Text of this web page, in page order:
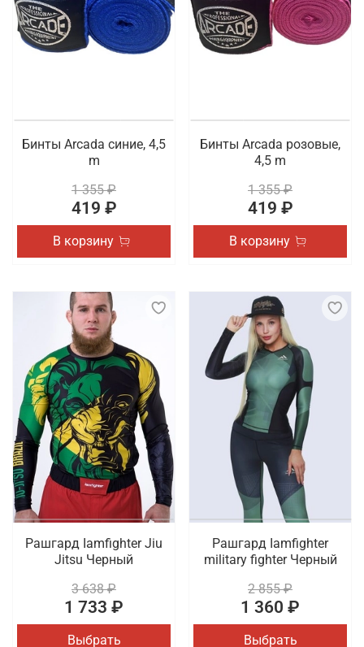
Бинты Arcada синие, 4,5
m
1 355 ₽
419 ₽
В корзину
Бинты Arcada розовые,
4,5 m
1 355 ₽
419 ₽
В корзину
Рашгард Iamfighter Jiu
Jitsu Черный
3 638 ₽
1 733 ₽
Выбрать
Рашгард Iamfighter
military fighter Черный
2 855 ₽
1 360 ₽
Выбрать